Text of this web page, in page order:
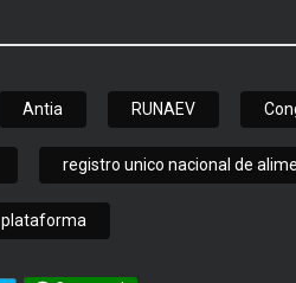
Antia RUNAEV
registro unico nacional de
plataforma